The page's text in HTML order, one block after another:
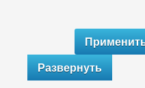
Развернуть